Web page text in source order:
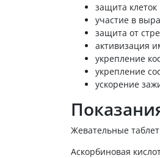
защита
участие в
защита от
активизация
укрепление
укрепление
ускорение
Жевательные
Аскорбиновая